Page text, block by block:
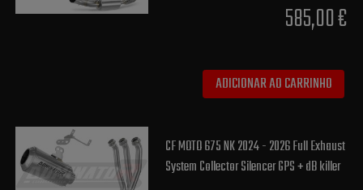
585,00 €
ADICIONAR AO CARRINHO
CF MOTO 675 NK 2024 - 2026 Full Exhaust
System Collector Silencer GPS + dB killer